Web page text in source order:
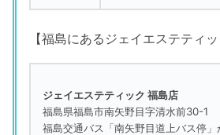
【福島にあるジェイエステティッ
ジェイエステティック 福島店
福島県福島市南矢野目字清水前30-1
福島交通バス「南矢野目道上バス停」